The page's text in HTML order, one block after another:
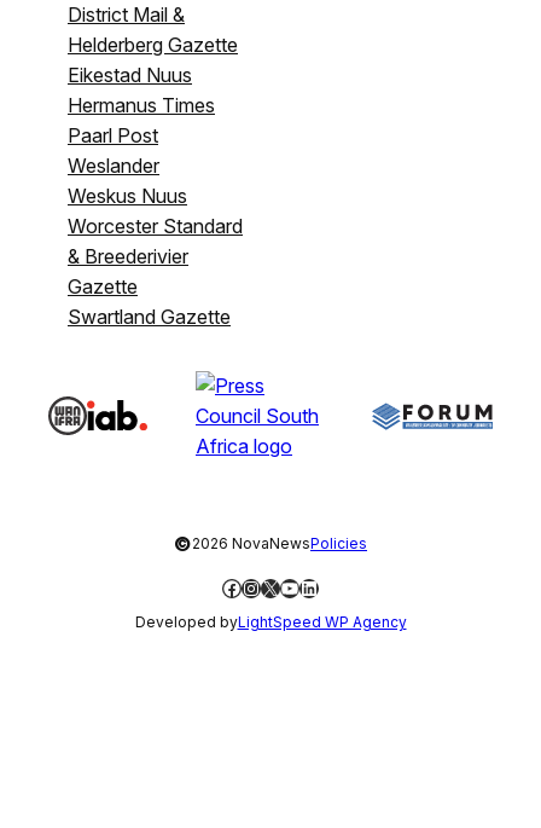
District Mail &
Helderberg Gazette
Eikestad Nuus
Hermanus Times
Paarl Post
Weslander
Weskus Nuus
Worcester Standard
& Breederivier
Gazette
Swartland Gazette
©2026 NovaNewsPolicies
Facebook
Instagram
X YouTube
LinkedIn
Developed byLightSpeed WP Agency